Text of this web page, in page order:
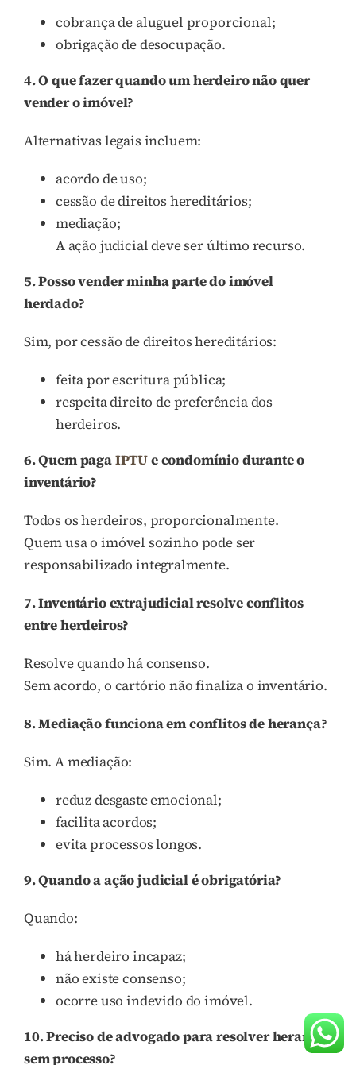
cobrança de aluguel proporcional;
obrigação de desocupação.
4. O que fazer quando um herdeiro não quer
vender o imóvel?
Alternativas legais incluem:
acordo de uso;
cessão de direitos hereditários;
mediação;
A ação judicial deve ser último recurso.
5. Posso vender minha parte do imóvel
herdado?
Sim, por cessão de direitos hereditários:
feita por escritura pública;
respeita direito de preferência dos
herdeiros.
6. Quem pagaIPTUe condomínio durante o
inventário?
Todos os herdeiros, proporcionalmente.
Quem usa o imóvel sozinho pode ser
responsabilizado integralmente.
7. Inventário extrajudicial resolve conflitos
entre herdeiros?
Resolve quando há consenso.
Sem acordo, o cartório não finaliza o inventário.
8. Mediação funciona em conflitos de herança?
Sim. A mediação:
reduz desgaste emocional;
facilita acordos;
evita processos longos.
9. Quando a ação judicial é obrigatória?
Quando:
há herdeiro incapaz;
não existe consenso;
ocorre uso indevido do imóvel.
10. Preciso de advogado para resolver herança
sem processo?